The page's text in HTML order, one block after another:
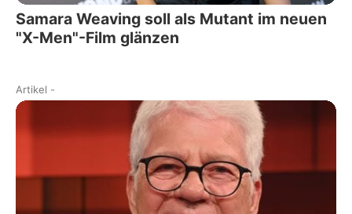
Samara Weaving soll als Mutant im neuen
"X-Men"-Film glänzen
Artikel -